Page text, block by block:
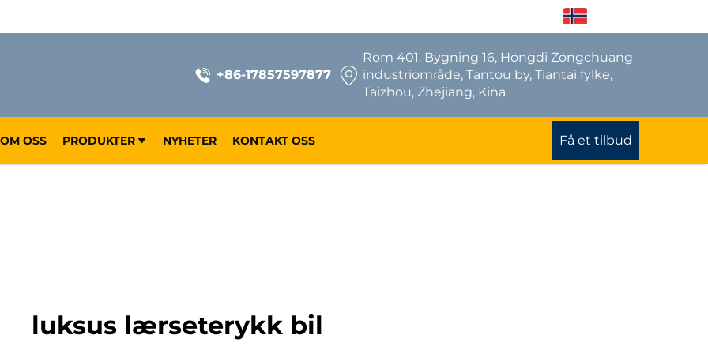
+86-17857597877
Rom 401, Bygning 16, Hongdi Zongchuang
industriområde, Tantou by, Tiantai fylke,
Taizhou, Zhejiang, Kina
OM OSS PRODUKTER NYHETER KONTAKT OSS Få et tilbud
luksus lærseterykk bil